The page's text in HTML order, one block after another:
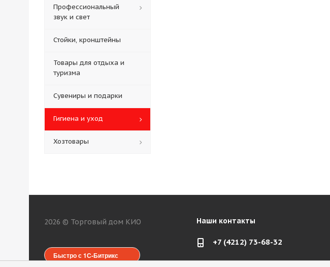
Профессиональный
звук и свет
Стойки, кронштейны
Товары для отдыха и
туризма
Сувениры и подарки
Гигиена и уход
Хозтовары
2026 © Торговый дом КИО
Быстро с 1С-Битрикс
Наши контакты
+7 (4212) 73-68-32